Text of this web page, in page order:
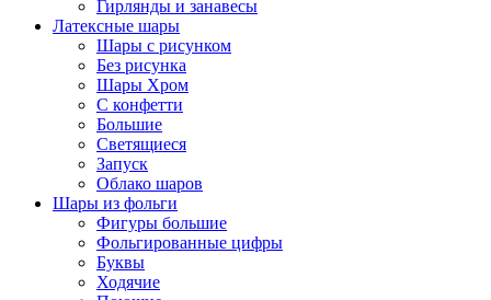
Гирлянды и занавесы
Латексные шары
Шары с рисунком
Без рисунка
Шары Хром
C конфетти
Большие
Светящиеся
Запуск
Облако шаров
Шары из фольги
Фигуры большие
Фольгированные цифры
Буквы
Ходячие